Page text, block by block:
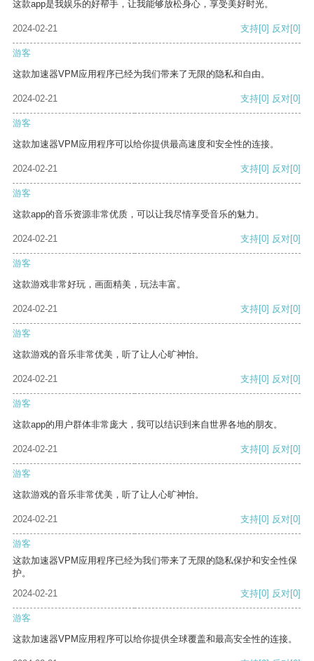
这款app是我娱乐的好帮手，让我能够放松身心，享受美好时光。
2024-02-21 支持[0] 反对[0]
游客
这款加速器VPM应用程序已经为我们带来了无限的隐私和自由。
2024-02-21 支持[0] 反对[0]
游客
这款加速器VPM应用程序可以给你提供最高速度和安全性的连接。
2024-02-21 支持[0] 反对[0]
游客
这款app的音乐资源非常优质，可以让我尽情享受音乐的魅力。
2024-02-21 支持[0] 反对[0]
游客
这款游戏非常好玩，画面精美，玩法丰富。
2024-02-21 支持[0] 反对[0]
游客
这款游戏的音乐非常优美，听了让人心旷神怡。
2024-02-21 支持[0] 反对[0]
游客
这款app的用户群体非常庞大，我可以结识到来自世界各地的朋友。
2024-02-21 支持[0] 反对[0]
游客
这款游戏的音乐非常优美，听了让人心旷神怡。
2024-02-21 支持[0] 反对[0]
游客
这款加速器VPM应用程序已经为我们带来了无限的隐私保护和安全性保
护。
2024-02-21
支持[0] 反对[0]
游客
这款加速器VPM应用程序可以给你提供全球覆盖和最高安全性的连接。